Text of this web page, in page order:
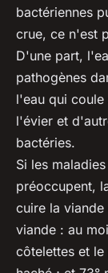
bactériennes
crue, ce n'est
D'une part,
pathogènes
l'eau qui
l'évier et
bactéries.
Si les
préoccupent,
cuire la
viande : au
côtelettes et